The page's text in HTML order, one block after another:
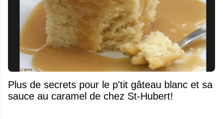
Plus de secrets pour le p'tit gâteau blanc et sa
sauce au caramel de chez St-Hubert!